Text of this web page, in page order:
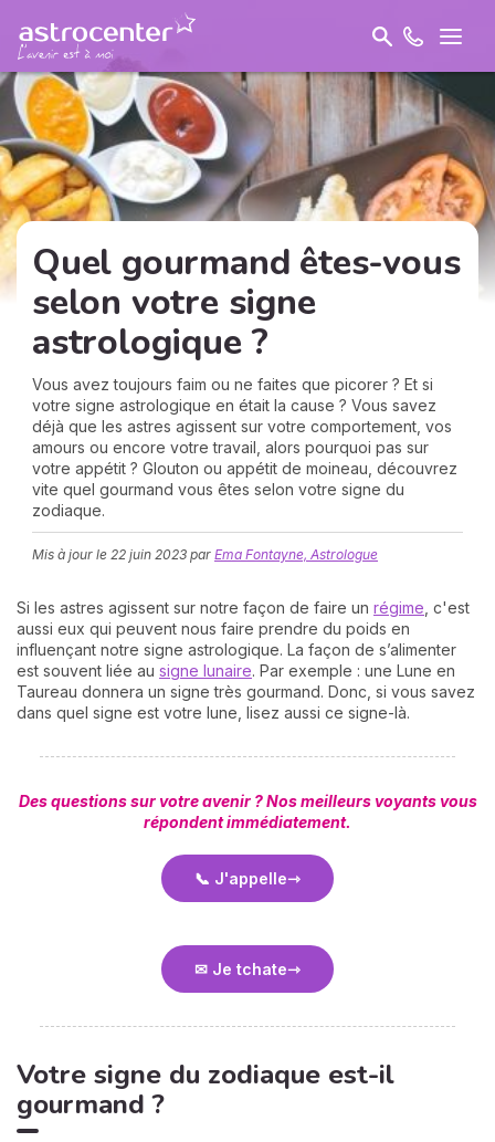
Quel gourmand êtes-vous
selon votre signe
astrologique ?
Vous avez toujours faim ou ne faites que picorer ? Et si
votre signe astrologique en était la cause ? Vous savez
déjà que les astres agissent sur votre comportement, vos
amours ou encore votre travail, alors pourquoi pas sur
votre appétit ? Glouton ou appétit de moineau, découvrez
vite quel gourmand vous êtes selon votre signe du
zodiaque.
Mis à jour le 22 juin 2023 par Ema Fontayne, Astrologue
Si les astres agissent sur notre façon de faire un régime , c'est
aussi eux qui peuvent nous faire prendre du poids en
influençant notre signe astrologique. La façon de s’alimenter
est souvent liée au signe lunaire. Par exemple : une Lune en
Taureau donnera un signe très gourmand. Donc, si vous savez
dans quel signe est votre lune, lisez aussi ce signe-là.
Des questions sur votre avenir ? Nos meilleurs voyants vous
répondent immédiatement.
📞 J'appelle
✉ Je tchate
Votre signe du zodiaque est-il
gourmand ?